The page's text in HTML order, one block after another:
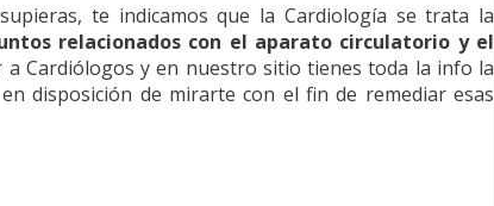
te indicamos que la Cardiología se trata la
relacionados con el aparato circulatorio y el
Cardiólogos y en nuestro sitio tienes toda la info la
disposición de mirarte con el fin de remediar esas